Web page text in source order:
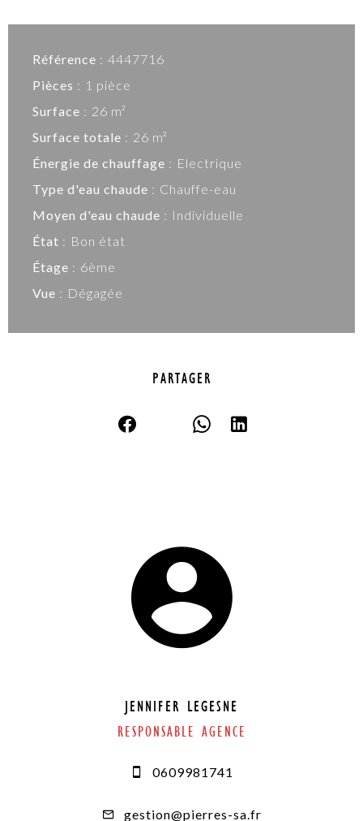
Référence
4447716
Pièces
1 pièce
Surface
26 m²
Surface totale
26 m²
Énergie de chauffage
Electrique
Type d'eau chaude
Chauffe-eau
Moyen d'eau chaude
Individuelle
État
Bon état
Étage
6ème
Vue
Dégagée
PARTAGER
JENNIFER LEGESNE
RESPONSABLE AGENCE
0609981741
gestion@pierres-sa.fr